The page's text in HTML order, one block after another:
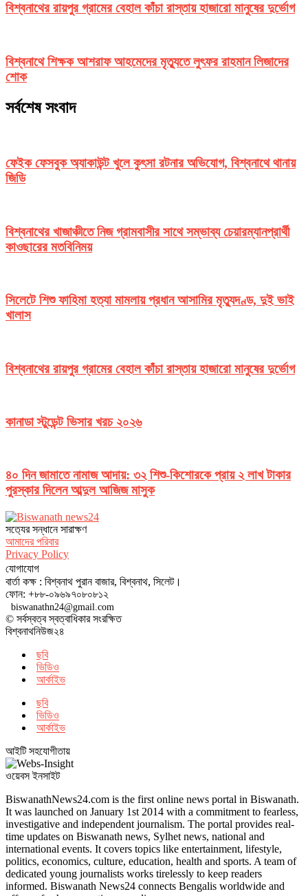
বিশ্বনাথের রায়পুর গ্রামের বেহাল কাঁচা রাস্তায় হাজারো মানুষের দুর্ভোগ
বিশ্বনাথে শিক্ষক আশরাফ আহমেদের মৃত্যুতে লুৎফর রাহমান লিজাদের
শোক
সর্বশেষ সংবাদ
ফেইক ফেসবুক অ্যাকাউন্ট খুলে কুৎসা রটনার অভিযোগ, বিশ্বনাথে থানায়
জিডি
বিশ্বনাথের খাজাঞ্চীতে নিজ গ্রামবাসীর সাথে সম্ভাব্য চেয়ারম্যানপ্রার্থী
কাওছারের মতবিনিময়
সিলেটে শিশু ফাহিমা হত্যা মামলায় প্রধান আসামির মৃত্যুদণ্ড, দুই ভাই
খালাস
বিশ্বনাথের রায়পুর গ্রামের বেহাল কাঁচা রাস্তায় হাজারো মানুষের দুর্ভোগ
কানাডা স্টুডেন্ট ভিসার খরচ ২০২৬
৪০ দিন জামাতে নামাজ আদায়: ৩২ শিশু-কিশোরকে প্রায় ২ লাখ টাকার
পুরস্কার দিলেন আব্দুল আজিজ মাসুক
সত‌্যের সন্ধানে সারাক্ষণ
আমাদের পরিবার
Privacy Policy
যোগাযোগ
বার্তা কক্ষ : বিশ্বনাথ পুরান বাজার, বিশ্বনাথ, সিলেট।
ফোন: +৮৮-০৯৬৯৭০৮০৮১২
biswanathn24@gmail.com
© সর্বস্বত্ব স্বত্বাধিকার সংরক্ষিত
বিশ্বনাথনিউজ২৪
ছবি
ভিডিও
আর্কাইভ
ছবি
ভিডিও
আর্কাইভ
আইটি সহযোগীতায়
ওয়েবস ইনসাইট
BiswanathNews24.com is the first online news portal in Biswanath.
It was launched on January 1st 2014 with a commitment to fearless,
investigative and independent journalism. The portal provides real-
time updates on Biswanath news, Sylhet news, national and
international events. It covers topics like entertainment, lifestyle,
politics, economics, culture, education, health and sports. A team of
dedicated young journalists works tirelessly to keep readers
informed. Biswanath News24 connects Bengalis worldwide and